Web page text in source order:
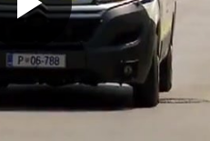
Predvajaj